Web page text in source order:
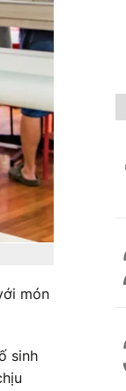
món
sinh